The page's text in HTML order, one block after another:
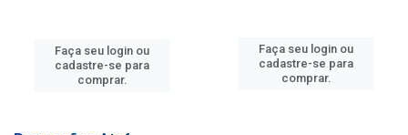
Faça seu login ou
cadastre-se para
comprar.
Faça seu login ou
cadastre-se para
comprar.